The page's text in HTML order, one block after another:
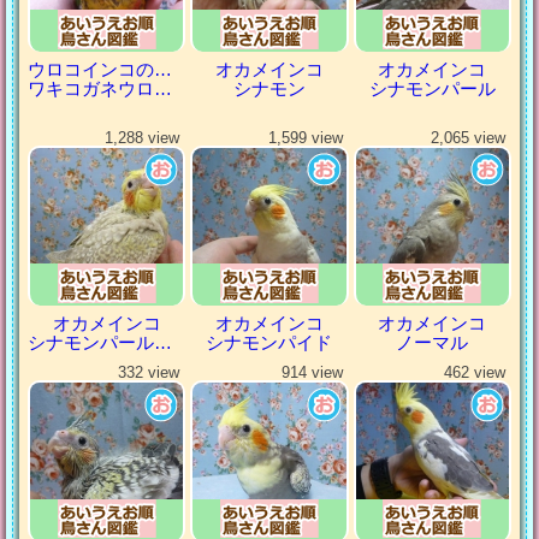
ウロコインコの仲間
ワキコガネウロコインコ
オカメインコ
シナモン
オカメインコ
シナモンパール
1,288 view
オカメインコ
シナモンパールパイド
1,599 view
オカメインコ
シナモンパイド
2,065 view
オカメインコ
ノーマル
332 view 914 view 462 view